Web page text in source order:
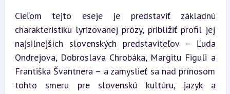
Cieľom tejto eseje je predstaviť základnú
charakteristiku lyrizovanej prózy, priblížiť profil jej
najsilnejších slovenských predstaviteľov – Ľuda
Ondrejova, Dobroslava Chrobáka, Margitu Figuli a
Františka Švantnera – a zamyslieť sa nad prínosom
tohto smeru pre slovenskú kultúru, jazyk a